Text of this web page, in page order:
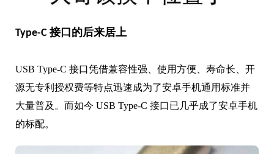
Type-C 接口的后来居上
USB Type-C 接口凭借兼容性强、使用方便、寿命长、开
源无专利授权费等特点迅速成为了安卓手机通用标准并
大量普及。而如今 USB Type-C 接口已几乎成了安卓手机
的标配。